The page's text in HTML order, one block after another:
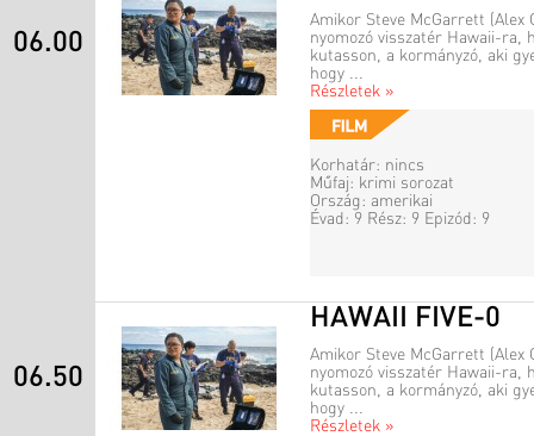
06.00
Amikor Steve McGarrett (Alex
nyomozó visszatér Hawaii-ra,
kutasson, a kormányzó, aki
hogy ...
Részletek »
Korhatár: nincs
Műfaj: krimi sorozat
Ország: amerikai
Évad: 9 Rész: 9 Epizód: 9
06.50
HAWAII FIVE-0
Amikor Steve McGarrett (Alex
nyomozó visszatér Hawaii-ra,
kutasson, a kormányzó, aki
hogy ...
Részletek »